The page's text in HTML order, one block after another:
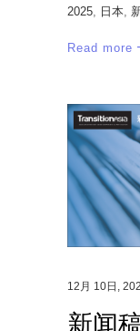
2025, 日本,
Read more
12月 10日,
新闻